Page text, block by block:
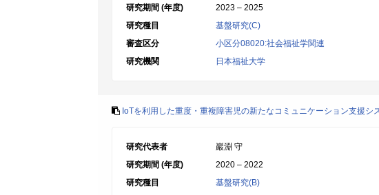
研究期間 (年度)
2023 – 2025
研究種目
基盤研究(C)
審査区分
小区分08020:社会福祉学関連
研究機関
日本福祉大学
IoTを利用した重度・重複障害児の新たなコミュニケーション支援シ
研究代表者
巖淵 守
研究期間 (年度)
2020 – 2022
研究種目
基盤研究(B)